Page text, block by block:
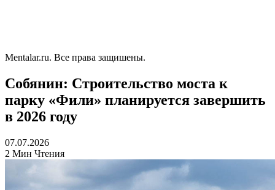
Mentalar.ru. Все права защишены.
Собянин: Строительство моста к
парку «Фили» планируется завершить
в 2026 году
07.07.2026
2 Мин Чтения